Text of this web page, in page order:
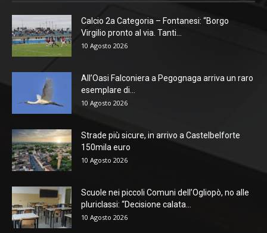
Calcio 2a Categoria – Fontanesi: “Borgo
Virgilio pronto al via. Tanti...
10 Agosto 2026
All’Oasi Falconiera a Pegognaga arriva un raro
esemplare di...
10 Agosto 2026
Strade più sicure, in arrivo a Castelbelforte
150mila euro
10 Agosto 2026
Scuole nei piccoli Comuni dell’Ogliopò, no alle
pluriclassi: “Decisione calata...
10 Agosto 2026